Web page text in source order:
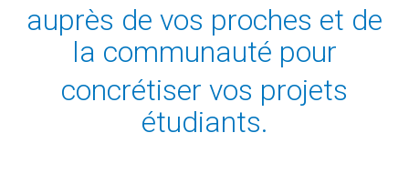
auprès de vos proches et de
la communauté pour
concrétiser vos projets
étudiants.